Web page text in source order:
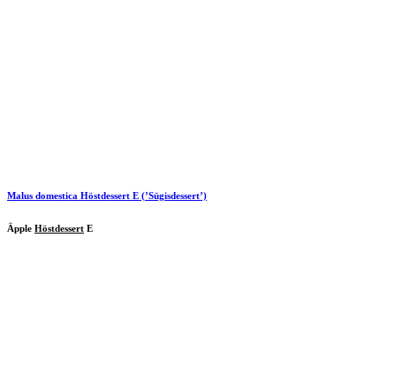
Malus domestica Höstdessert E (’Sügisdessert’)
Äpple Höstdessert E